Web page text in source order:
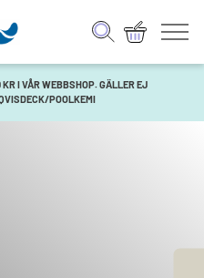
I VÅR WEBBSHOP. GÄLLER EJ
POOLKEMI